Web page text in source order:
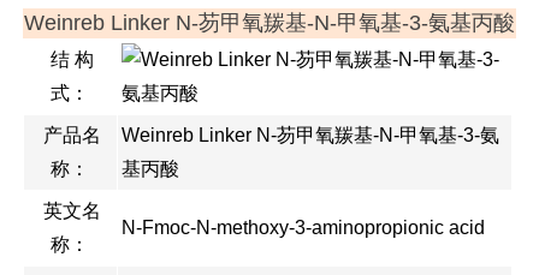
Weinreb Linker N-芴甲氧羰基-N-甲氧基-3-氨基丙酸
结 构
式：
产品名
称：
Weinreb Linker N-芴甲氧羰基-N-甲氧基-3-氨
基丙酸
英文名
称：
N-Fmoc-N-methoxy-3-aminopropionic acid